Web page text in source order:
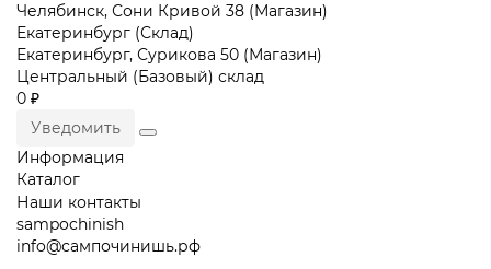
Челябинск, Сони Кривой 38 (Магазин)
Екатеринбург (Склад)
Екатеринбург, Сурикова 50 (Магазин)
Центральный (Базовый) склад
0 ₽
Уведомить
Информация
Каталог
Наши контакты
sampochinish
info@сампочинишь.рф